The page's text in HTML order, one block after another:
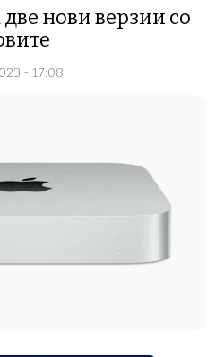
нови верзии со
- 17:08